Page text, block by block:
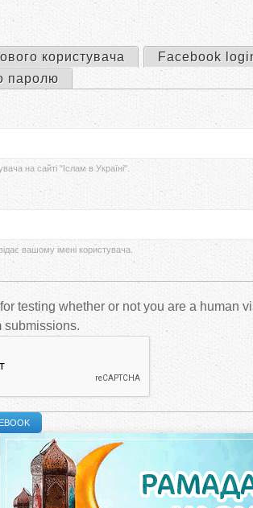
користувача
Facebook
паролю
на сайті "Іслам в Україні".
вашому імені користувача.
testing whether or not you are a human
submissions.